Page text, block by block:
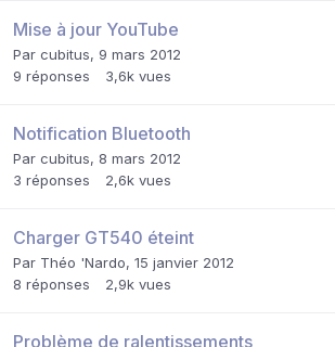
Mise à jour YouTube
Par cubitus, 9 mars 2012
9 réponses 3,6k vues
Notification Bluetooth
Par cubitus, 8 mars 2012
3 réponses 2,6k vues
Charger GT540 éteint
Par Théo 'Nardo, 15 janvier 2012
8 réponses 2,9k vues
Problème de ralentissements